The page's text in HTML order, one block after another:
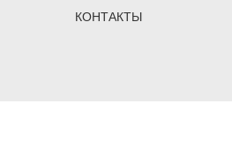
КОНТАКТЫ